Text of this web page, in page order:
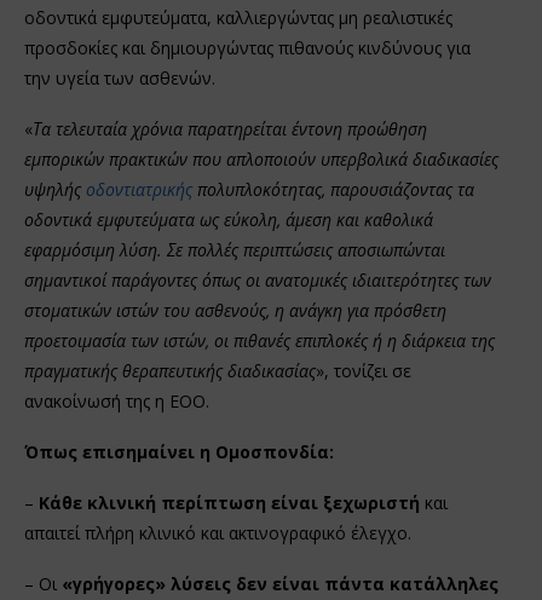
οδοντικά εμφυτεύματα, καλλιεργώντας μη ρεαλιστικές
προσδοκίες και δημιουργώντας πιθανούς κινδύνους για
την υγεία των ασθενών.
«Τα τελευταία χρόνια παρατηρείται έντονη προώθηση
εμπορικών πρακτικών που απλοποιούν υπερβολικά διαδικασίες
υψηλής οδοντιατρικής πολυπλοκότητας, παρουσιάζοντας τα
οδοντικά εμφυτεύματα ως εύκολη, άμεση και καθολικά
εφαρμόσιμη λύση. Σε πολλές περιπτώσεις αποσιωπώνται
σημαντικοί παράγοντες όπως οι ανατομικές ιδιαιτερότητες των
στοματικών ιστών του ασθενούς, η ανάγκη για πρόσθετη
προετοιμασία των ιστών, οι πιθανές επιπλοκές ή η διάρκεια της
πραγματικής θεραπευτικής διαδικασίας», τονίζει σε
ανακοίνωσή της η ΕΟΟ.
Όπως επισημαίνει η Ομοσπονδία:
– Κάθε κλινική περίπτωση είναι ξεχωριστή και
απαιτεί πλήρη κλινικό και ακτινογραφικό έλεγχο.
– Οι «γρήγορες» λύσεις δεν είναι πάντα κατάλληλες